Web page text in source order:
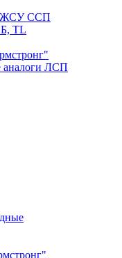
ЖСУ ССП
TL
аналоги ЛСП